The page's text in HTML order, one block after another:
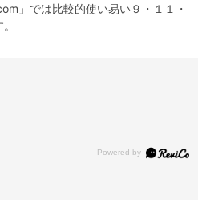
」では比較的使い易い９・１１・